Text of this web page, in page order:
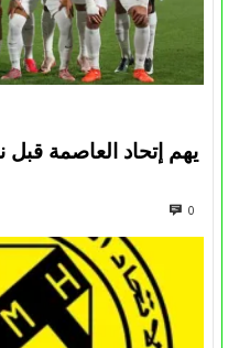
يهم إتحاد العاصمة
0